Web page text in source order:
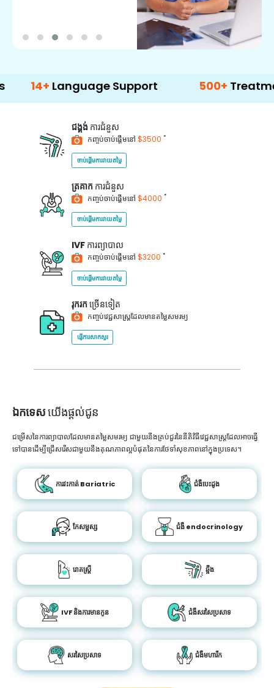
Language Support 500+ Treatment
ជង្គង់ ការជំនួស
កញ្ចប់ចាប់ផ្តើមនៅ $3500 *
ចាប់ផ្តើមការវាយតម្លៃ
ត្រគាក ការជំនួស
កញ្ចប់ចាប់ផ្តើមនៅ $4000 *
ចាប់ផ្តើមការវាយតម្លៃ
IVF ការព្យាបាល
កញ្ចប់ចាប់ផ្តើមនៅ $3200 *
ចាប់ផ្តើមការវាយតម្លៃ
រុករក ច្រើនទៀត
កញ្ចប់វេជ្ជសាស្ត្រដែលមានតម្លៃសមរម្យ
ផ្ញើការសាកសួរ
ឯកទេសយើងផ្តល់ជូន
ជម្រើសនៃការព្យាបាលដែលមានតម្លៃសមរម្យ ជាមួយនឹងគ្រប់ជួរនៃនីតិវិធីវេជ្ជសាស្រ្តដែលអាចធ្វើ
ទៅបានដើម្បីជ្រើសរើសជាមួយនឹងគុណភាពល្អបំផុតនៃការថែទាំសុខភាពនៅក្នុងប្រទេស។
ការវះកាត់ Bariatric ជំងឺបេះដូង
កែសម្ផស្ស ជំងឺ endocrinology
រោគស្ត្រី ឆ្អឹង
IVF និងការមានកូន ជំងឺសរសៃប្រសាទ
សរសៃប្រសាទ ជំងឺមហារីក